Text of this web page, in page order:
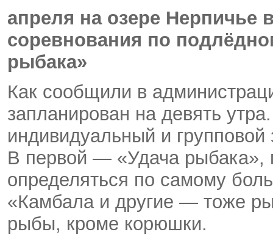
апреля на озере Нерпичье
соревнования по
рыбака»
Как сообщили в
запланирован на девять
индивидуальный и
В первой — «Удача рыбака»,
определяться по самому
«Камбала и другие — тоже
рыбы, кроме корюшки.